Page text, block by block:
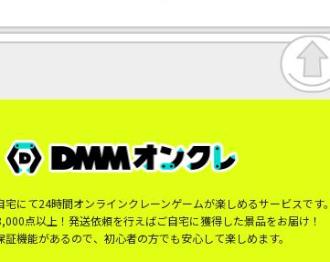
宅にて24時間オンラインクレーンゲームが楽しめるサービスです
点以上！発送依頼を行えばご自宅に獲得した景品をお届け！
証機能があるので、初心者の方でも安心して楽しめます。